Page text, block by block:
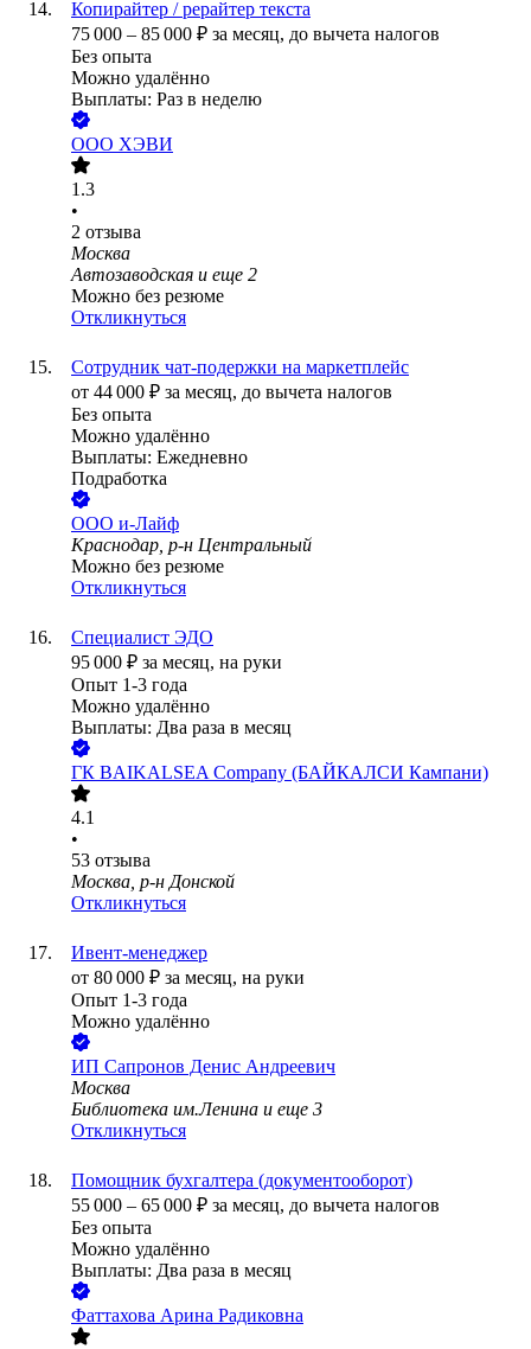
Копирайтер / рерайтер текста
75 000 – 85 000 ₽ за месяц, до вычета налогов
Без опыта
Можно удалённо
Выплаты: Раз в неделю
ООО ХЭВИ
1.3
•
2 отзыва
Москва
Автозаводская и еще 2
Можно без резюме
Откликнуться
Сотрудник чат-подержки на маркетплейс
от 44 000 ₽ за месяц, до вычета налогов
Без опыта
Можно удалённо
Выплаты: Ежедневно
Подработка
ООО и-Лайф
Краснодар, р-н Центральный
Можно без резюме
Откликнуться
Специалист ЭДО
95 000 ₽ за месяц, на руки
Опыт 1-3 года
Можно удалённо
Выплаты: Два раза в месяц
ГК BAIKALSEA Company (БАЙКАЛСИ Кампани)
4.1
•
53 отзыва
Москва, р-н Донской
Откликнуться
Ивент-менеджер
от 80 000 ₽ за месяц, на руки
Опыт 1-3 года
Можно удалённо
ИП Сапронов Денис Андреевич
Москва
Библиотека им.Ленина и еще 3
Откликнуться
Помощник бухгалтера (документооборот)
55 000 – 65 000 ₽ за месяц, до вычета налогов
Без опыта
Можно удалённо
Выплаты: Два раза в месяц
Фаттахова Арина Радиковна